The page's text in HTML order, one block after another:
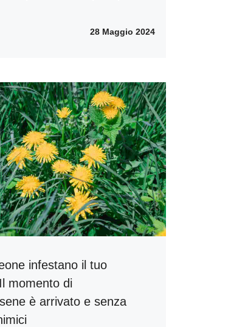
28 Maggio 2024
infestano il tuo
momento di
è arrivato e senza